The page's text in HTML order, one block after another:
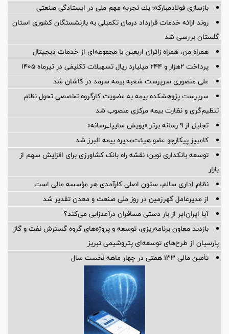
بازسازی فولادمباركه؛ یك تجربه مهم ملی در ایستادگی صنعتی
روند ارائه خدمات قرارداد درمان تکمیلی به بازنشستگان کشوری استان
گلستان بررسی شد
همراه من، همراه زائران اربعین با مجموعه‌ای از خدمات دیجیتال
پرداخت ۲هزار و ۲۴۴ میلیارد ریال تسهیلات تکلیفی در تیرماه ۱۴۰۵
علی منصوری سرپرست شعبه بیمه سرمد در کاشان شد
سرپرست پژوهشكده بیمه به عضویت كارگروه تخصصی تحول نظام
تنظیم‌گری و نظارت بیمه مركزی منصوب شد
تجلیل از ۹ رسانه برتر «پویش سایپا_رسانه»
کامبیز پیکارجو عضو هیئت‌مدیره بيمه البرز شد
توسعه بانکداری نوین؛ نقشه راه بانک کشاورزی برای افزایش سهم از
بازار
نظام اداری سالم، ستون اصلی کارآمدی هر مؤسسه مالی است
از مدیرعامل گهرزمین در روز ملی صنعت و معدن تقدیر شد
آیا ایران‌ایر از بار دستی مسافران درآمدزایی می‌کند؟
بازدید معاون برنامه‌ریزی، توسعه و پروژه‌های گروه گسترش نفت و گاز
پارسیان از طرح‌های توسعه‌ای پتروشیمی تبریز
تأمین مالی 133 همتی در چهار ماهه نخست سال